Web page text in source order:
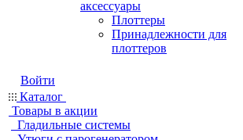
аксессуары
Плоттеры
Принадлежности для
плоттеров
Войти
Каталог
Товары в акции
Гладильные системы